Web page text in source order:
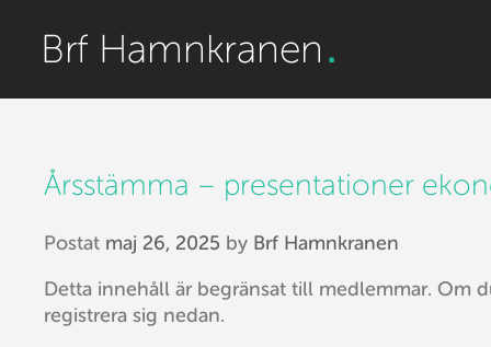
Årsstämma – presentationer
Postat maj 26, 2025 by Brf Hamnkranen
Detta innehåll är begränsat till medlemmar. Om
registrera sig nedan.